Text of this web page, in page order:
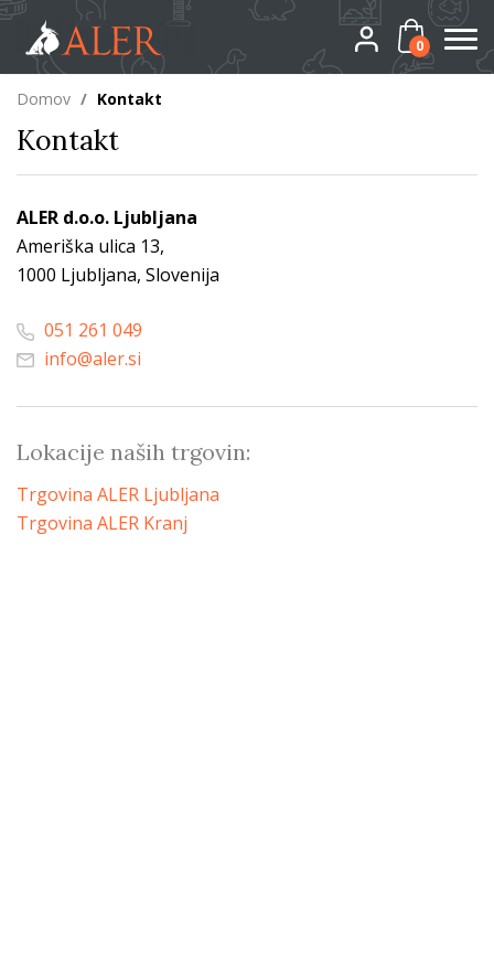
0
Domov / Kontakt
Kontakt
ALER d.o.o. Ljubljana
Ameriška ulica 13,
1000 Ljubljana, Slovenija
051 261 049
info@aler.si
Lokacije naših trgovin:
Trgovina ALER Ljubljana
Trgovina ALER Kranj